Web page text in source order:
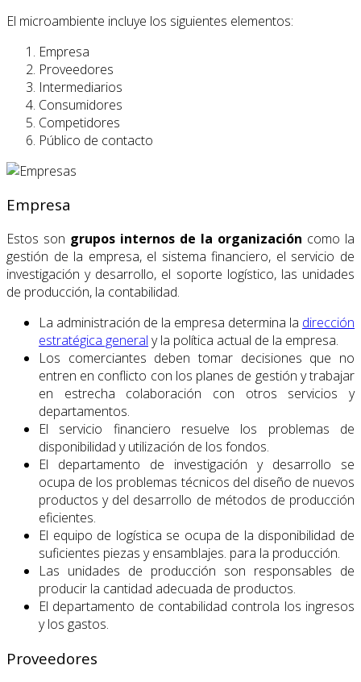
El microambiente incluye los siguientes elementos:
Empresa
Proveedores
Intermediarios
Consumidores
Competidores
Público de contacto
Empresa
Estos son grupos internos de la organización como la
gestión de la empresa, el sistema financiero, el servicio de
investigación y desarrollo, el soporte logístico, las unidades
de producción, la contabilidad.
La administración de la empresa determina la dirección
estratégica general y la política actual de la empresa.
Los comerciantes deben tomar decisiones que no
entren en conflicto con los planes de gestión y trabajar
en estrecha colaboración con otros servicios y
departamentos.
El servicio financiero resuelve los problemas de
disponibilidad y utilización de los fondos.
El departamento de investigación y desarrollo se
ocupa de los problemas técnicos del diseño de nuevos
productos y del desarrollo de métodos de producción
eficientes.
El equipo de logística se ocupa de la disponibilidad de
suficientes piezas y ensamblajes. para la producción.
Las unidades de producción son responsables de
producir la cantidad adecuada de productos.
El departamento de contabilidad controla los ingresos
y los gastos.
Proveedores